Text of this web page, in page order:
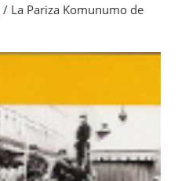
/ La Pariza Komunumo de